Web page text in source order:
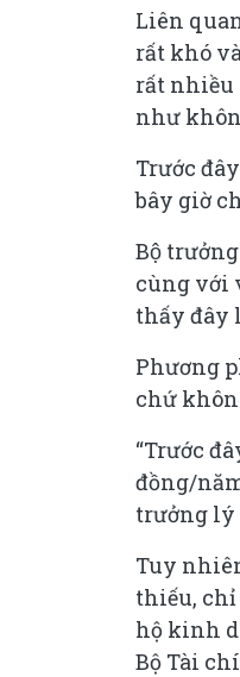
Liên
rất khó
rất nhiều
như
Trước
bây giờ
Bộ
cùng với
thấy đây
Phương
chứ
“Trước
đồng/
trưởng lý
Tuy
thiếu, chỉ
hộ kinh
Bộ Tài